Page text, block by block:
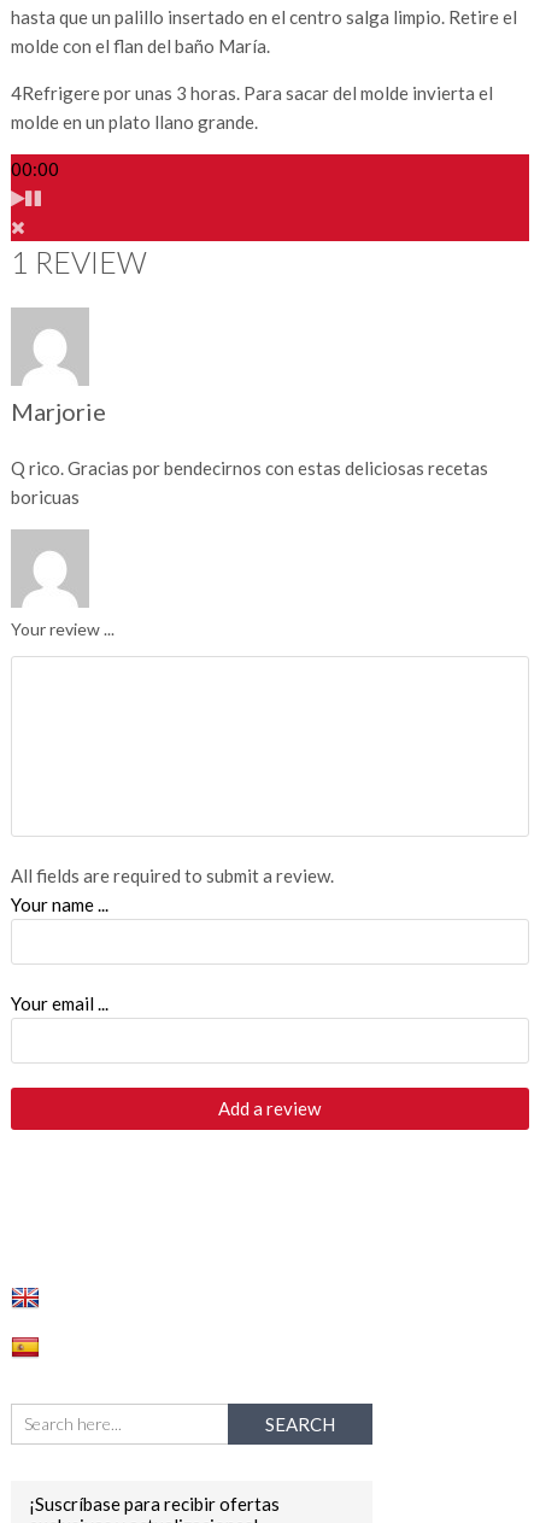
hasta que un palillo insertado en el centro salga limpio. Retire el
molde con el flan del baño María.
4Refrigere por unas 3 horas. Para sacar del molde invierta el
molde en un plato llano grande.
00:00
1 REVIEW
Marjorie
Q rico. Gracias por bendecirnos con estas deliciosas recetas
boricuas
Your review ...
All fields are required to submit a review.
Your name ...
Your email ...
¡Suscríbase para recibir ofertas